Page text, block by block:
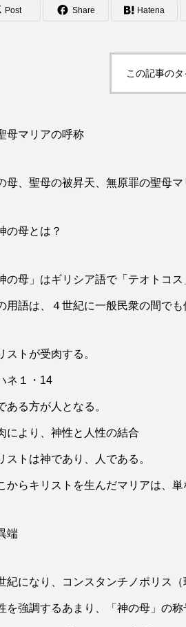
Post Share Hatena
この記事の
母マリアの呼称
母、聖母の被昇天、無原罪の聖母マ
の母とは？
母」はギリシア語で「テオトコス
語は、４世紀に一般民衆の間で
ストが受肉する。
ネ１・14
る方が人となる。
により、神性と人性の結合
トは神であり、人である。
らキリストを生んだマリアは、
端
になり、コンスタンチノポリス
を強調するあまり、「神の母」の
洗礼のお祝い――日本と韓